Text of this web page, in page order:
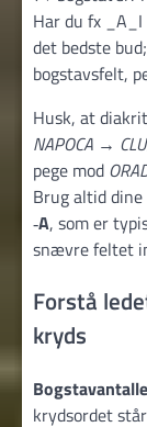
Har du fx
det bedste
bogstavsfelt,
Husk, at
NAPOCA →
pege mod
Brug altid
‑A, som er
snævre feltet
Forstå
kryds
krydsordet